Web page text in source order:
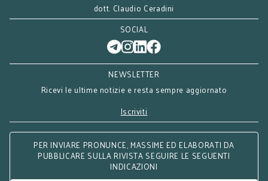
dott. Claudio Ceradini
SOCIAL
NEWSLETTER
Ricevi le ultime notizie e resta sempre aggiornato
Iscriviti
PER INVIARE PRONUNCE, MASSIME ED ELABORATI DA
PUBBLICARE SULLA RIVISTA SEGUIRE LE SEGUENTI
INDICAZIONI